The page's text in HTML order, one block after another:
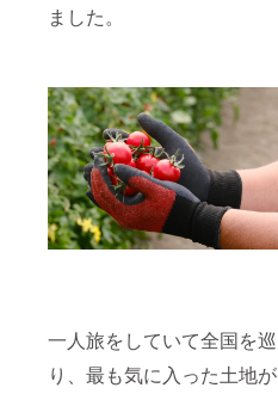
ました。
一人旅をしていて全国を巡
り、最も気に入った土地が